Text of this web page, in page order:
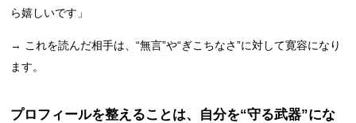
ら嬉しいです」
→ これを読んだ相手は、“無言”や“ぎこちなさ”に対して寛容になり
ます。
プロフィールを整えることは、自分を“守る武器”にな